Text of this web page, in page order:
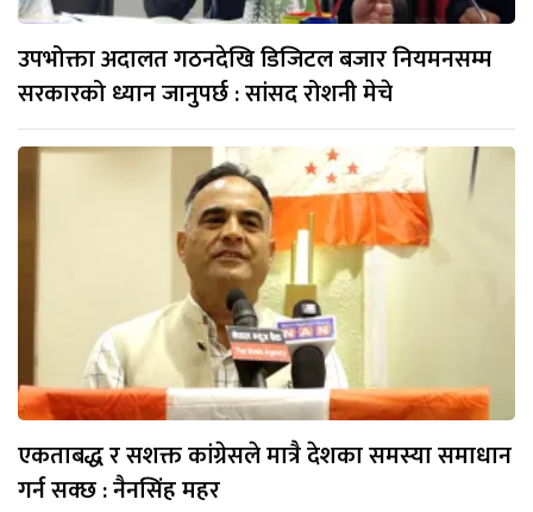
उपभोक्ता अदालत गठनदेखि डिजिटल बजार नियमनसम्म
सरकारको ध्यान जानुपर्छ : सांसद रोशनी मेचे
एकताबद्ध र सशक्त कांग्रेसले मात्रै देशका समस्या समाधान
गर्न सक्छ : नैनसिंह महर